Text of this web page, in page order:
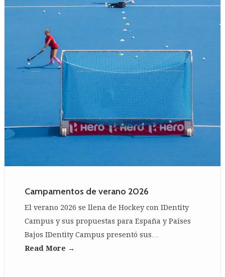
Campamentos de verano 2026
El verano 2026 se llena de Hockey con IDentity
Campus y sus propuestas para España y Países
Bajos IDentity Campus presentó sus…
Read More →